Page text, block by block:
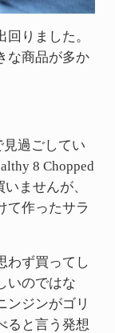
りました。
な商品が多か
見過ごしてい
8 Chopped
ませんが、
て作ったサラ
わず買ってし
いのではな
ンジンがゴリ
ると言う発想